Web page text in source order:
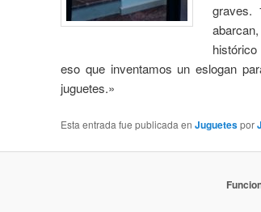
graves.
eso que inventamos un eslogan
juguetes.»
Esta entrada fue publicada en Juguetespor